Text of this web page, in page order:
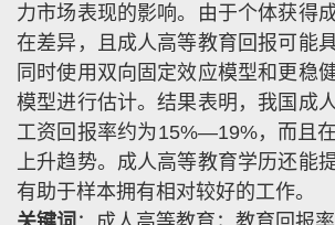
力市场表现的影响。由于个体获得
在差异，且成人高等教育回报可能
同时使用双向固定效应模型和更稳
模型进行估计。结果表明，我国成
工资回报率约为15%—19%，而且
上升趋势。成人高等教育学历还能
有助于样本拥有相对较好的工作。